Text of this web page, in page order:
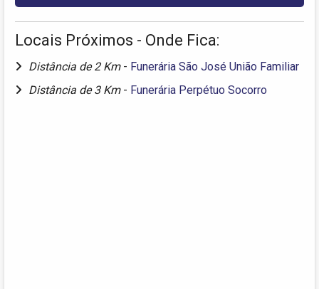
Locais Próximos - Onde Fica:
Distância de 2 Km - Funerária São José União Familiar
Distância de 3 Km - Funerária Perpétuo Socorro